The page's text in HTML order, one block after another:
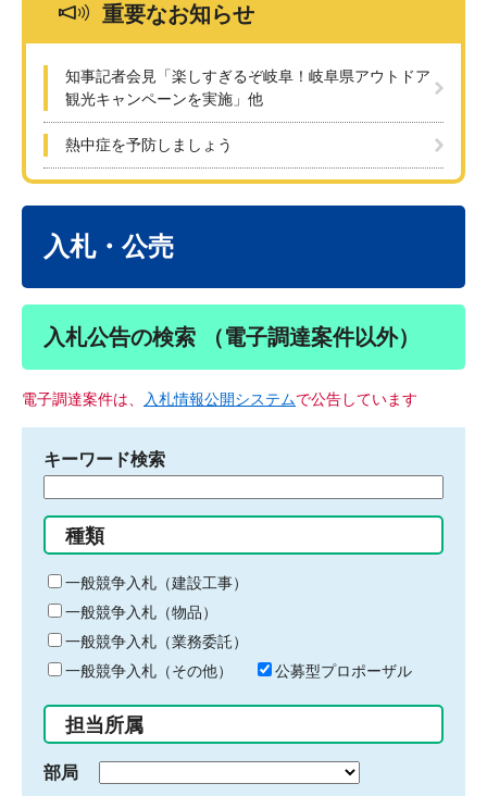
重要なお知らせ
知事記者会見「楽しすぎるぞ岐阜！岐阜県アウトドア
観光キャンペーンを実施」他
熱中症を予防しましょう
入札・公売
入札公告の検索 （電子調達案件以外）
電子調達案件は、 入札情報公開システムで公告しています
キーワード検索
る
キ
ー
ワ
ー
ド
入
力
種類
一般競争入札（建設工事）
一般競争入札（物品）
一般競争入札（業務委託）
一般競争入札（その他）
公募型プロポーザル
担当所属
部局